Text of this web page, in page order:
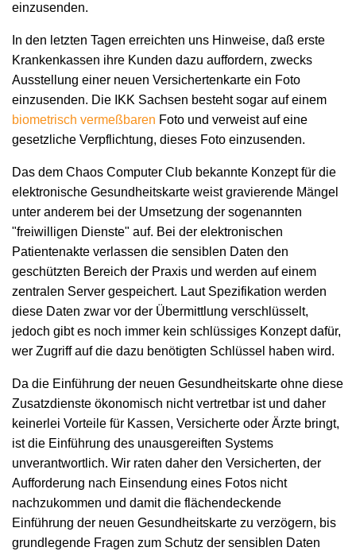
einzusenden.
In den letzten Tagen erreichten uns Hinweise, daß erste
Krankenkassen ihre Kunden dazu auffordern, zwecks
Ausstellung einer neuen Versichertenkarte ein Foto
einzusenden. Die IKK Sachsen besteht sogar auf einem
biometrisch vermeßbaren Foto und verweist auf eine
gesetzliche Verpflichtung, dieses Foto einzusenden.
Das dem Chaos Computer Club bekannte Konzept für die
elektronische Gesundheitskarte weist gravierende Mängel
unter anderem bei der Umsetzung der sogenannten
"freiwilligen Dienste" auf. Bei der elektronischen
Patientenakte verlassen die sensiblen Daten den
geschützten Bereich der Praxis und werden auf einem
zentralen Server gespeichert. Laut Spezifikation werden
diese Daten zwar vor der Übermittlung verschlüsselt,
jedoch gibt es noch immer kein schlüssiges Konzept dafür,
wer Zugriff auf die dazu benötigten Schlüssel haben wird.
Da die Einführung der neuen Gesundheitskarte ohne diese
Zusatzdienste ökonomisch nicht vertretbar ist und daher
keinerlei Vorteile für Kassen, Versicherte oder Ärzte bringt,
ist die Einführung des unausgereiften Systems
unverantwortlich. Wir raten daher den Versicherten, der
Aufforderung nach Einsendung eines Fotos nicht
nachzukommen und damit die flächendeckende
Einführung der neuen Gesundheitskarte zu verzögern, bis
grundlegende Fragen zum Schutz der sensiblen Daten